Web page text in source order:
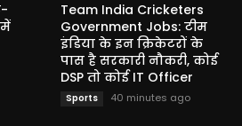
Team India Cricketers
Government Jobs: टीम
इंडिया के इन क्रिकेटरों के
पास है सरकारी नौकरी, कोई
DSP तो कोई IT Officer
Sports 40 minutes ago